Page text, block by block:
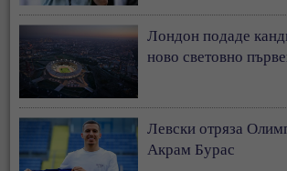
Лондон подаде
ново световно
Левски отряза
Акрам Бурас